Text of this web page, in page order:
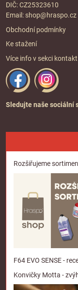
DIČ: CZ25323610
Email: shop@hraspo.cz
Obchodní podmínky
Ke stažení
Více info v sekci kontakt
Sledujte naše sociální
Rozšiřujeme
F64 EVO SENSE -
Konvičky Motta -